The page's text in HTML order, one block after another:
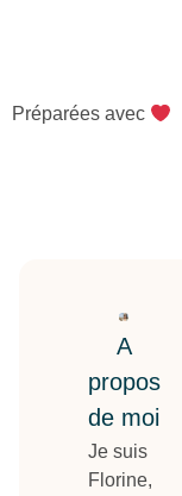
Préparées avec
A
propos
de moi
Je suis
Florine,